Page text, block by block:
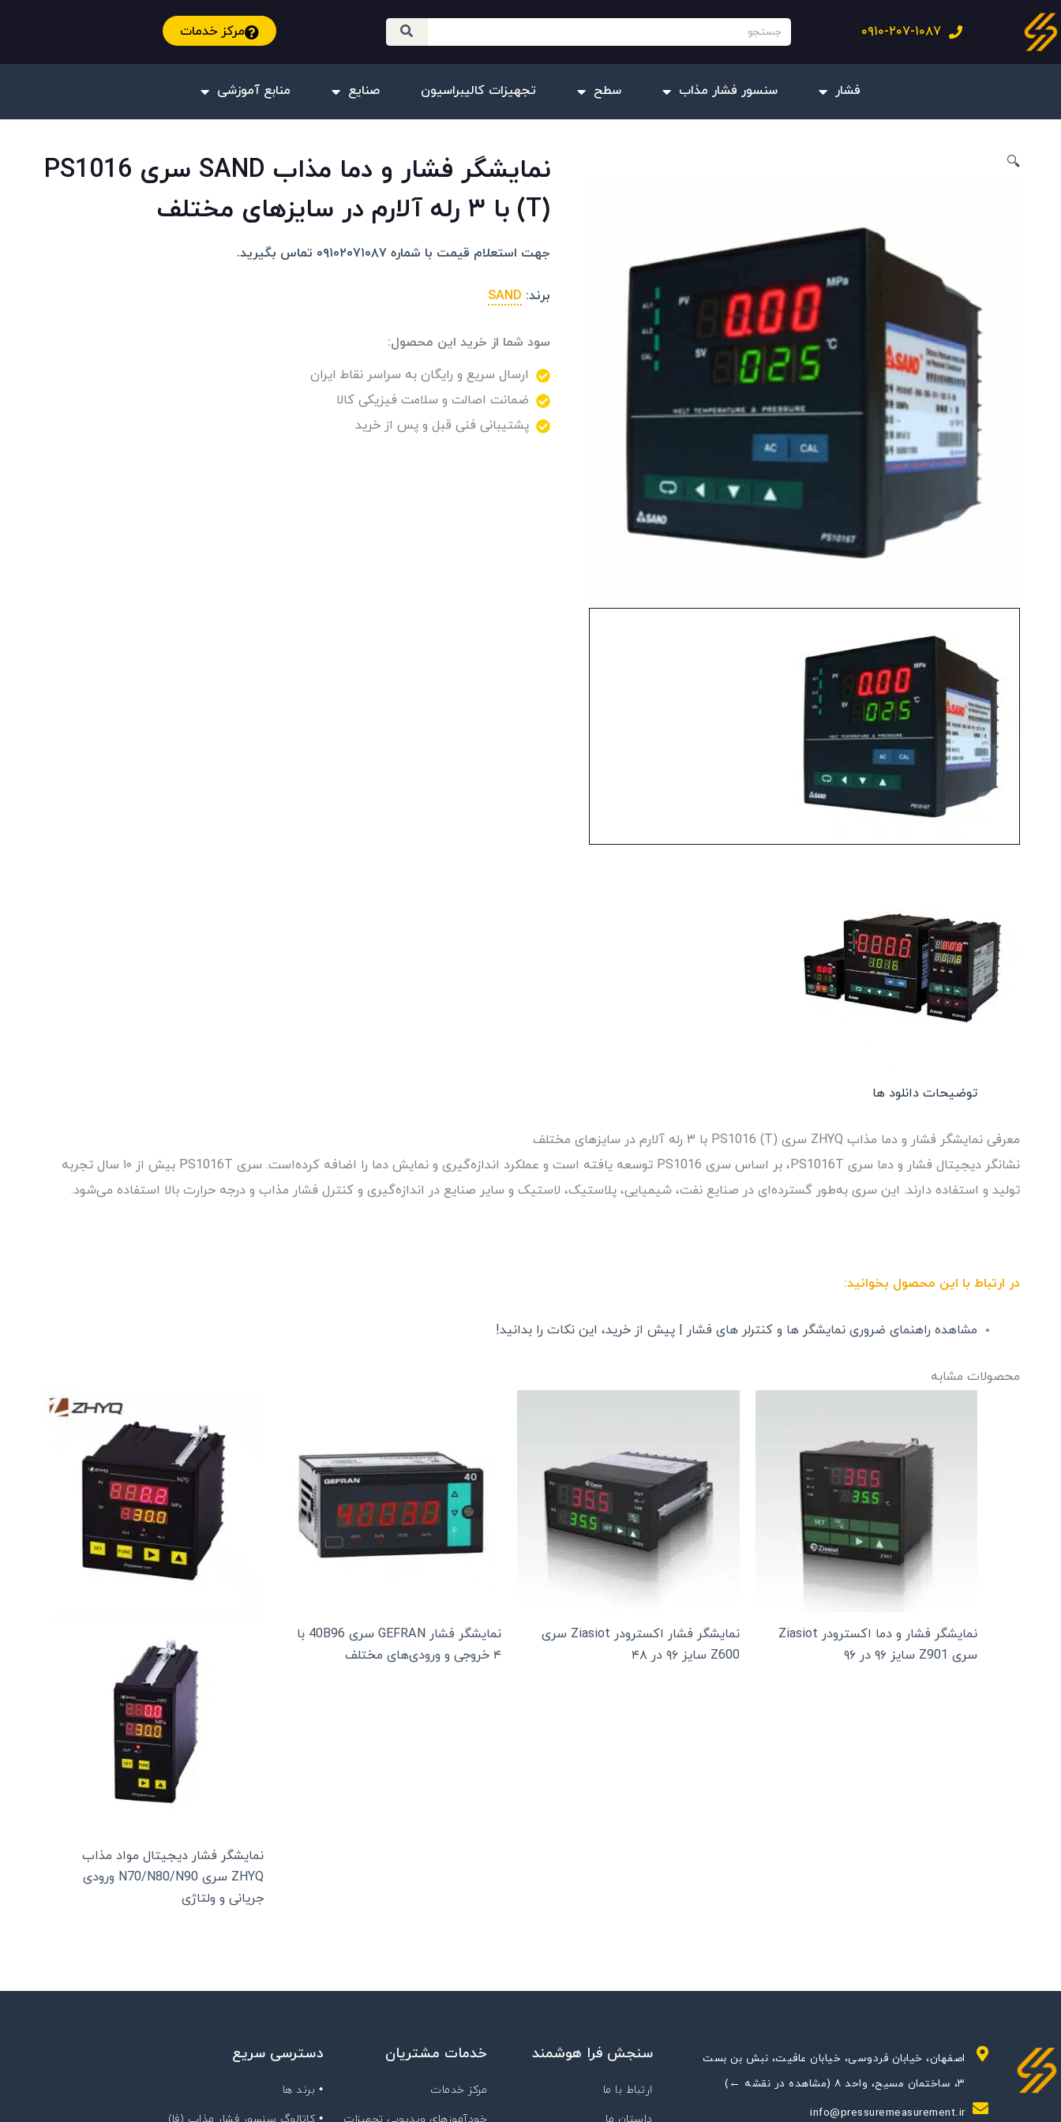
رفتن
به
محتوا
۰۹۱۰-۲۰۷-۱۰۸۷ جستجو مرکز خدمات
فشار سنسور فشار مذاب سطح تجهیزات کالیبراسیون صنایع منابع آموزشی
🔍
نمایشگر فشار و دما مذاب SAND سری PS1016
(T) با ۳ رله آلارم در سایزهای مختلف
جهت استعلام قیمت با شماره ۰۹۱۰۲۰۷۱۰۸۷ تماس بگیرید.
برند: SAND
سود شما از خرید این محصول:
ارسال سریع و رایگان به سراسر نقاط ایران
ضمانت اصالت و سلامت فیزیکی کالا
پشتیبانی فنی قبل و پس از خرید
توضیحات دانلود ها
معرفی نمایشگر فشار و دما مذاب ZHYQ سری PS1016 (T) با ۳ رله آلارم در سایزهای مختلف
نشانگر دیجیتال فشار و دما سری PS1016T، بر اساس سری PS1016 توسعه یافته است و عملکرد اندازه‌گیری و نمایش دما را اضافه کرده‌است. سری PS1016T بیش از ۱۰ سال تجربه
تولید و استفاده دارند. این سری به‌طور گسترده‌ای در صنایع نفت، شیمیایی، پلاستیک، لاستیک و سایر صنایع در اندازه‌گیری و کنترل فشار مذاب و درجه حرارت بالا استفاده می‌شود.
در ارتباط با این محصول بخوانید:
مشاهده راهنمای ضروری نمایشگر ها و کنترلر های فشار | پیش از خرید، این نکات را بدانید!
محصولات مشابه
نمایشگر فشار و دما اکسترودر Ziasiot
سری Z901 سایز ۹۶ در ۹۶
نمایشگر فشار اکسترودر Ziasiot سری
Z600 سایز ۹۶ در ۴۸
نمایشگر فشار GEFRAN سری 40B96 با
۴ خروجی و ورودی‌های مختلف
نمایشگر فشار دیجیتال مواد مذاب
ZHYQ سری N70/N80/N90 ورودی
جریانی و ولتاژی
اصفهان، خیابان فردوسی، خیابان عافیت، نبش بن بست
۳، ساختمان مسیح، واحد ۸ (مشاهده در نقشه ←)
info@pressuremeasurement.ir
سنجش فرا هوشمند
ارتباط با ما
خدمات مشتریان
مرکز خدمات
دسترسی سریع
• برند ها